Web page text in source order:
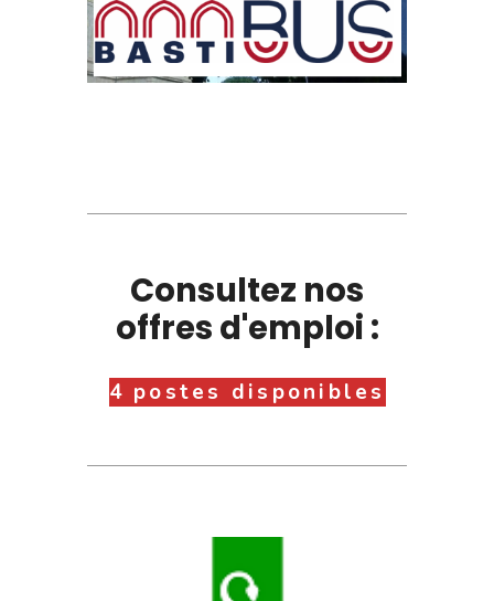
Consultez nos
offres d'emploi :
4 postes disponibles